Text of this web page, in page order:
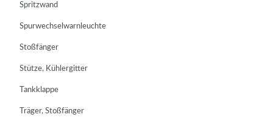
Spritzwand
Spurwechselwarnleuchte
Stoßfänger
Stütze, Kühlergitter
Tankklappe
Träger, Stoßfänger